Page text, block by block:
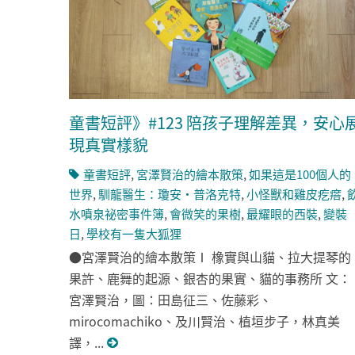
童書短評》#123 陪孩子理解差異，安心
現真實樣貌
童書短評, 宮澤賢治的繪本散策,如果這是100個人的
世界, 馴龍醫生：瓊安・普洛克特,小怪獸和雞皮疙瘩,
水噴泉祕密事件簿,會微笑的果樹,最耀眼的西裝,變裝
日,學校有一隻大狐狸
●宮澤賢治的繪本散策Ⅰ 橡實與山貓、拉大提琴的
果許、鹿舞的起源、銀杏的果實、貓的事務所 文：
宮澤賢治，圖：田島征三、佐藤彩、
mirocomachiko、及川賢治、植垣步子，林真美
譯，...